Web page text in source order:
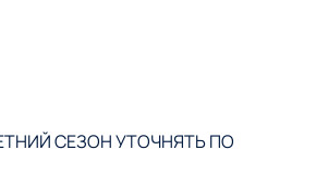
СЕЗОН УТОЧНЯТЬ ПО